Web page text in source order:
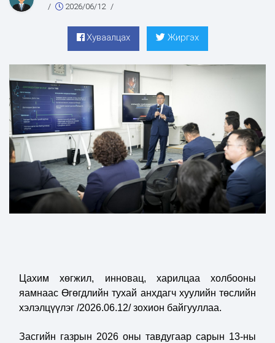
/ 2026/06/12 /
Хуваалцах Жиргэх
Цахим хөгжил, инновац, харилцаа холбооны
яамнаас Өгөгдлийн тухай анхдагч хуулийн төслийн
хэлэлцүүлэг /2026.06.12/ зохион байгууллаа.
Засгийн газрын 2026 оны тавдугаар сарын 13-ны